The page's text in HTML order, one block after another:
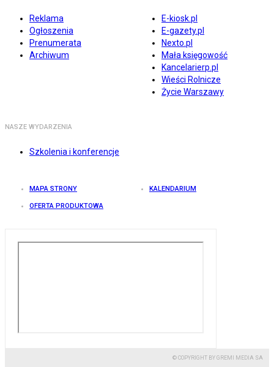
Reklama
Ogłoszenia
Prenumerata
Archiwum
E-kiosk.pl
E-gazety.pl
Nexto.pl
Mała księgowość
Kancelarierp.pl
Wieści Rolnicze
Życie Warszawy
NASZE WYDARZENIA
Szkolenia i konferencje
MAPA STRONY KALENDARIUM
OFERTA PRODUKTOWA
© COPYRIGHT BY GREMI MEDIA SA